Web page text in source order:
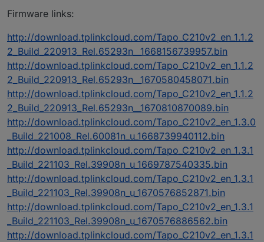
Firmware links:
http://download.tplinkcloud.com/Tapo_C210v2_en_1.1.2
2_Build_220913_Rel.65293n__1668156739957.bin
http://download.tplinkcloud.com/Tapo_C210v2_en_1.1.2
2_Build_220913_Rel.65293n__1670580458071.bin
http://download.tplinkcloud.com/Tapo_C210v2_en_1.1.2
2_Build_220913_Rel.65293n__1670810870089.bin
http://download.tplinkcloud.com/Tapo_C210v2_en_1.3.0
_Build_221008_Rel.60081n_u_1668739940112.bin
http://download.tplinkcloud.com/Tapo_C210v2_en_1.3.1
_Build_221103_Rel.39908n_u_1669787540335.bin
http://download.tplinkcloud.com/Tapo_C210v2_en_1.3.1
_Build_221103_Rel.39908n_u_1670576852871.bin
http://download.tplinkcloud.com/Tapo_C210v2_en_1.3.1
_Build_221103_Rel.39908n_u_1670576886562.bin
http://download.tplinkcloud.com/Tapo_C210v2_en_1.3.1